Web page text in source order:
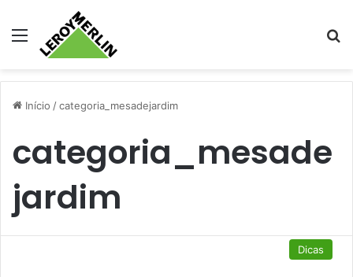
Menu
Início /categoria_mesadejardim
categoria_mesade
jardim
Dicas